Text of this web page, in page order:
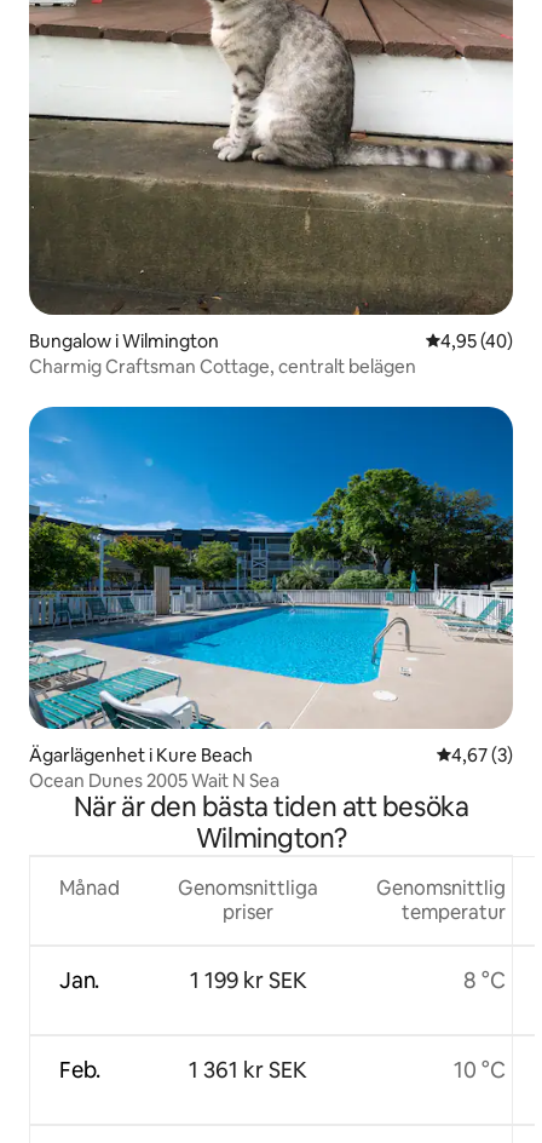
Bungalow i Wilmington 4,95 av 5 i
4,95 (40)
Charmig Craftsman Cottage, centralt belägen
Ägarlägenhet i Kure Beach 4,67 av 5 i
4,67 (3)
Ocean Dunes 2005 Wait N Sea
När är den bästa tiden att besöka
Wilmington?
Månad
Jan.
Feb.
Genomsnittliga
priser
1 199 kr SEK
1 361 kr SEK
Genomsnittlig
temperatur
8 °C
10 °C